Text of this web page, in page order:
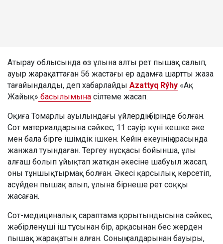
Атырау облысында өз ұлына алты рет пышақ салып,
ауыр жарақаттаған 56 жастағы ер адамға шартты жаза
тағайындалды, деп хабарлайды Azattyq Rýhy «Ақ
Жайық» басылымына сілтеме жасап.
Оқиға Томарлы ауылындағы үйлердің бірінде болған.
Сот материалдарына сәйкес, 11 сәуір күні кешке әке
мен бала бірге ішімдік ішкен. Кейін екеуінің арасында
жанжал туындаған. Тергеу нұсқасы бойынша, ұлы
алғаш болып ұйықтап жатқан әкесіне шабуыл жасап,
оны тұншықтырмақ болған. Әкесі қарсылық көрсетіп,
асүйден пышақ алып, ұлына бірнеше рет соққы
жасаған.
Сот-медициналық сараптама қорытындысына сәйкес,
жәбірленуші іш тұсынан бір, арқасынан бес жерден
пышақ жарақатын алған. Соның салдарынан бауыры,